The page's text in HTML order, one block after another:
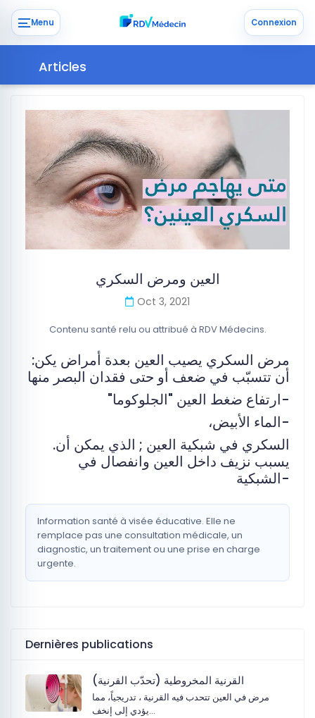
Menu Connexion
Articles
‏العين ومرض السكري
Oct 3, 2021
Contenu santé relu ou attribué à RDV Médecins.
:‏مرض السكري يصيب العين بعدة أمراض يكن
أن تتسبّب في ضعف أو حتى فقدان البصر منها
"ارتفاع ضغط العين "الجلوكوما-
الماء الأبيض، ‏-
.السكري في شبكية العين ; ‏الذي يمكن أن
يسبب نزيف داخل العين وانفصال في
الشبكية-
Information santé à visée éducative. Elle ne
remplace pas une consultation médicale, un
diagnostic, un traitement ou une prise en charge
urgente.
Dernières publications
القرنية المخروطية (تحدّب القرنية)
مرض في العين تتحدب فيه القرنية ، تدريجياً، مما
يؤدي إلى إنخف…